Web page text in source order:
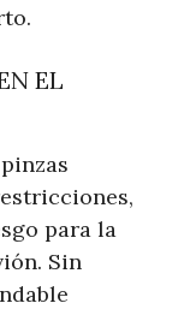
EL
para la
Sin